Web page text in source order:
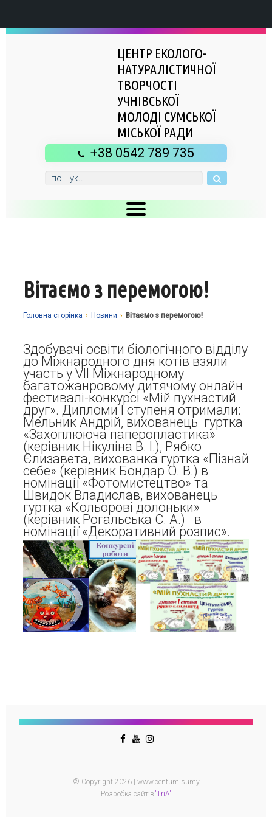
ЦЕНТР ЕКОЛОГО-
НАТУРАЛІСТИЧНОЇ
ТВОРЧОСТІ
УЧНІВСЬКОЇ
МОЛОДІ СУМСЬКОЇ
МІСЬКОЇ РАДИ
+38 0542 789 735
Про заклад
Історія
Музей
Наші досягнення
Фотоальбоми
Сторінка психолога
Річні звіти
Освітній процес
Дистанційне навчання
Академічна доброчесність
Нормативно-правова база
Програмне забезпечення
Науково-методичні матеріали
Виховна робота
Національно-патріотичне виховання
Організаційно-масова робота
Прозорість та відкритість
Фінансова звітність
Стаття 30 Закону України «Про освіту»
Атестація
Енергозбереження
Звернення громадян
Контакти
Вітаємо з перемогою!
Головна сторiнка › Новини › Вітаємо з перемогою!
Здобувачі освіти біологічного відділу
до Міжнародного дня котів взяли
участь у VII Міжнародному
багатожанровому дитячому онлайн
фестивалі-конкурсі «Мій пухнастий
друг». Дипломи І ступеня отримали:
Мельник Андрій, вихованець гуртка
«Захоплююча паперопластика»
(керівник Нікуліна В. І.), Рябко
Єлизавета, вихованка гуртка «Пізнай
себе» (керівник Бондар О. В.) в
номінації «Фотомистецтво» та
Швидок Владислав, вихованець
гуртка «Кольорові долоньки»
(керівник Рогальська С. А.) в
номінації «Декоративний розпис».
© Copyright 2026 | www.centum.sumy
Розробка сайтів"TriA"